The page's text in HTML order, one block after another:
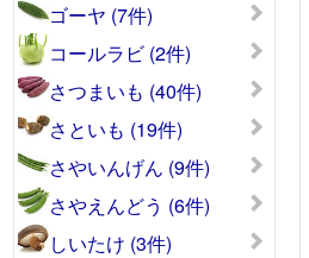
ゴーヤ (7件)
コールラビ (2件)
さつまいも (40件)
さといも (19件)
さやいんげん (9件)
さやえんどう (6件)
しいたけ (3件)